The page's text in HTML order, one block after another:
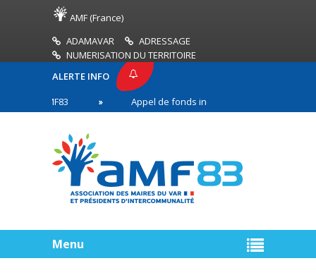
AMF (France)
ADAMAVAR
ADRESSAGE
NUMERISATION DU TERRITOIRE
ALERTE INFO
Appel de fonds incendies de forêt
première ligne
Menu